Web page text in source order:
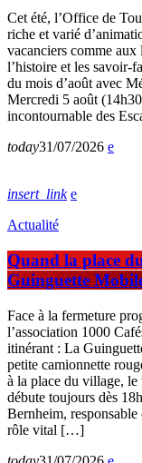
Cet été, l’Office de
riche et varié
vacanciers comme
l’histoire et les savoir-
du mois d’août avec
Mercredi 5 août
incontournable des
today31/07/2026
insert_link
Actualité
Quand la place
Guinguette
Face à la fermeture
l’association 1000
itinérant : La
petite camionnette
à la place du village, le
débute toujours dès
Bernheim,
rôle vital […]